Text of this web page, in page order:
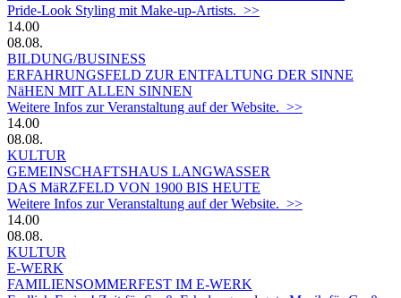
Pride-Look Styling mit Make-up-Artists. >>
14.00
08.08.
BILDUNG/BUSINESS
ERFAHRUNGSFELD ZUR ENTFALTUNG DER SINNE
NäHEN MIT ALLEN SINNEN
Weitere Infos zur Veranstaltung auf der Website. >>
14.00
08.08.
KULTUR
GEMEINSCHAFTSHAUS LANGWASSER
DAS MäRZFELD VON 1900 BIS HEUTE
Weitere Infos zur Veranstaltung auf der Website. >>
14.00
08.08.
KULTUR
E-WERK
FAMILIENSOMMERFEST IM E-WERK